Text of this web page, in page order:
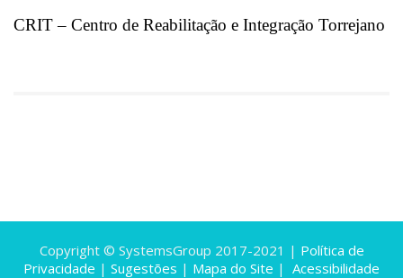
CRIT – Centro de Reabilitação e Integração Torrejano
Copyright © SystemsGroup 2017-2021 | Política de
Privacidade | Sugestões | Mapa do Site | Acessibilidade